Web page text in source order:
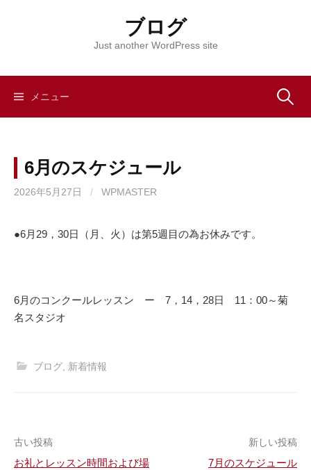
ツ
ブログ
Just another WordPress site
メニュー 検
6月のスケジュール
2026年5月27日 / WPMASTER
●6月29，30日（月、火）は第5週目の為お休みです。
6月のコンクールレッスン ー 7，14，28日 11：00～菊
名スタジオ
ブログ 新着情報
古い投稿
お礼とレッスン時間および場
新しい投稿
7月のスケジュール